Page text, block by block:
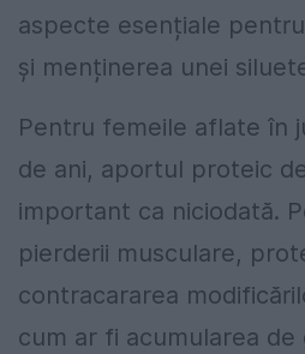
aspecte esențiale
și menținerea unei
Pentru femeile aflate în
de ani, aportul proteic
important ca niciodată.
pierderii musculare,
contracararea
cum ar fi acumularea de